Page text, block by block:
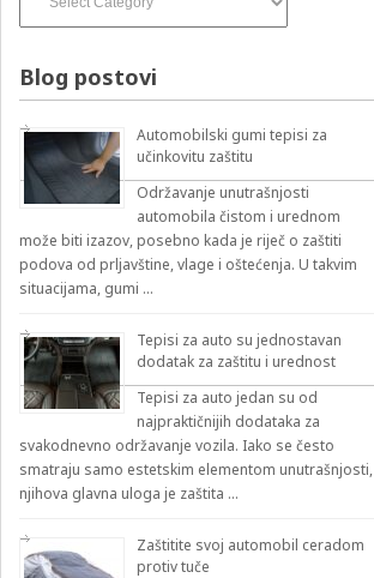
pesama
Blog postovi
Automobilski gumi tepisi za
učinkovitu zaštitu
Održavanje unutrašnjosti
automobila čistom i urednom
može biti izazov, posebno kada je riječ o zaštiti
podova od prljavštine, vlage i oštećenja. U takvim
situacijama, gumi …
Tepisi za auto su jednostavan
dodatak za zaštitu i urednost
Tepisi za auto jedan su od
najpraktičnijih dodataka za
svakodnevno održavanje vozila. Iako se često
smatraju samo estetskim elementom unutrašnjosti,
njihova glavna uloga je zaštita …
Zaštitite svoj automobil ceradom
protiv tuče